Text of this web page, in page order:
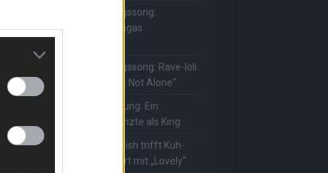
The Masked Singer: Lieblingssong:
Muuhnika kehrt mit Lady Gagas
The Masked Singer: Lieblingssong: Rave-Ioli
berührt erneut mit „You Are Not Alone“
The Masked Singer: Enthüllung: Ein
deutscher Schauspieler glänzte als King
The Masked Singer: Billie Eilish trifft Kuh-
Power! Muuhnika verzaubert mit „Lovely“